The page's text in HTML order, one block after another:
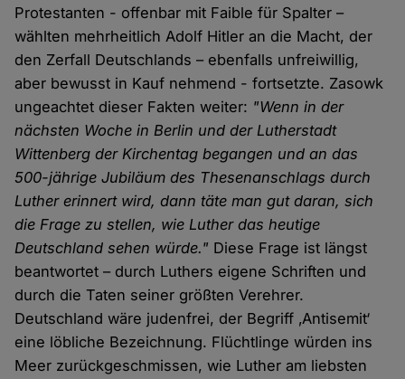
Protestanten - offenbar mit Faible für Spalter –
wählten mehrheitlich Adolf Hitler an die Macht, der
den Zerfall Deutschlands – ebenfalls unfreiwillig,
aber bewusst in Kauf nehmend - fortsetzte. Zasowk
ungeachtet dieser Fakten weiter: "Wenn in der
nächsten Woche in Berlin und der Lutherstadt
Wittenberg der Kirchentag begangen und an das
500-jährige Jubiläum des Thesenanschlags durch
Luther erinnert wird, dann täte man gut daran, sich
die Frage zu stellen, wie Luther das heutige
Deutschland sehen würde." Diese Frage ist längst
beantwortet – durch Luthers eigene Schriften und
durch die Taten seiner größten Verehrer.
Deutschland wäre judenfrei, der Begriff ‚Antisemit‘
eine löbliche Bezeichnung. Flüchtlinge würden ins
Meer zurückgeschmissen, wie Luther am liebsten